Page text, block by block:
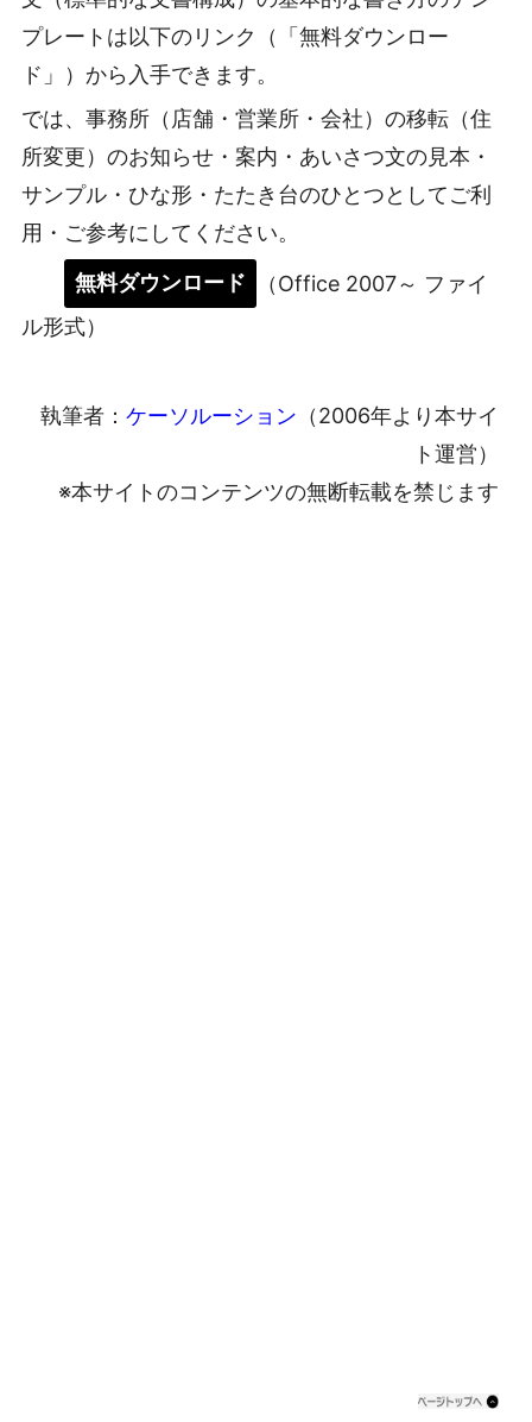
プレートは以下のリンク（「無料ダウンロー
ド」）から入手できます。
では、事務所（店舗・営業所・会社）の移転（住
所変更）のお知らせ・案内・あいさつ文の見本・
サンプル・ひな形・たたき台のひとつとしてご利
用・ご参考にしてください。
無料ダウンロード
（Office 2007～ ファイ
ル形式）
執筆者： ケーソルーション （2006年より本サイ
ト運営）
※本サイトのコンテンツの無断転載を禁じます